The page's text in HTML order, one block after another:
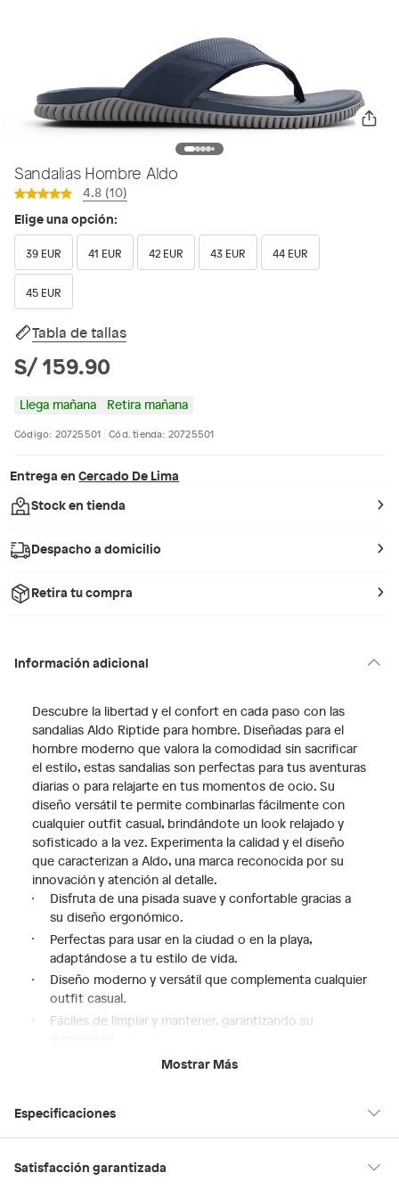
Sandalias Hombre Aldo
4.8 (10)
Elige una opción:
39 EUR 41 EUR 42 EUR 43 EUR 44 EUR
45 EUR
Tabla de tallas
S/ 159.90
Llega mañana Retira mañana
Código: 20725501 Cód. tienda: 20725501
Entrega en Cercado De Lima
Stock en tienda
Despacho a domicilio
Retira tu compra
Información adicional
Descubre la libertad y el confort en cada paso con las
sandalias Aldo Riptide para hombre. Diseñadas para el
hombre moderno que valora la comodidad sin sacrificar
el estilo, estas sandalias son perfectas para tus aventuras
diarias o para relajarte en tus momentos de ocio. Su
diseño versátil te permite combinarlas fácilmente con
cualquier outfit casual, brindándote un look relajado y
sofisticado a la vez. Experimenta la calidad y el diseño
que caracterizan a Aldo, una marca reconocida por su
innovación y atención al detalle.
Disfruta de una pisada suave y confortable gracias a
su diseño ergonómico.
Perfectas para usar en la ciudad o en la playa,
adaptándose a tu estilo de vida.
Diseño moderno y versátil que complementa cualquier
outfit casual.
Fáciles de limpiar y mantener, garantizando su
Siente la confianza y el estilo que te brinda una marca
Mostrar Más
Especificaciones
Modelo
Satisfacción garantizada